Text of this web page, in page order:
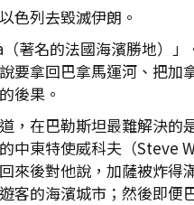
色列去毀滅伊朗。
著名的法國海濱勝地）
拿回巴拿馬運河、把加
後果。
在巴勒斯坦最難解決的
中東特使威科夫（Steve
後對他說，加薩被炸得
的海濱城市；然後即便